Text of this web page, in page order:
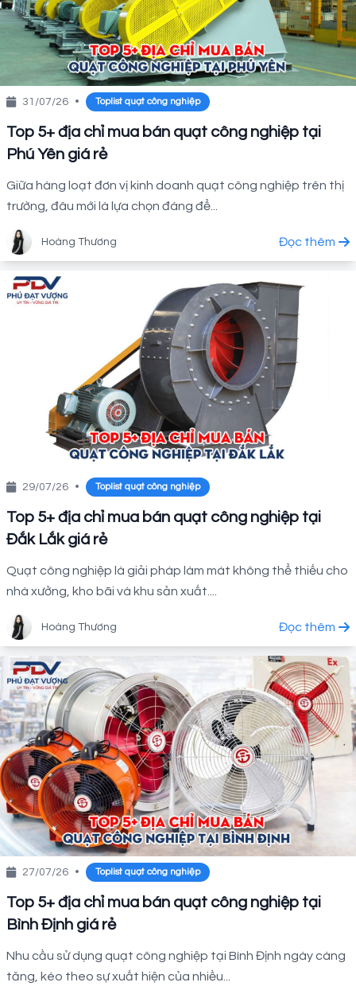
31/07/26 • Toplist quạt công nghiệp
Top 5+ địa chỉ mua bán quạt công nghiệp tại
Phú Yên giá rẻ
Giữa hàng loạt đơn vị kinh doanh quạt công nghiệp trên thị
trường, đâu mới là lựa chọn đáng để...
Hoàng Thương Đọc thêm
29/07/26 • Toplist quạt công nghiệp
Top 5+ địa chỉ mua bán quạt công nghiệp tại
Đắk Lắk giá rẻ
Quạt công nghiệp là giải pháp làm mát không thể thiếu cho
nhà xưởng, kho bãi và khu sản xuất....
Hoàng Thương Đọc thêm
27/07/26 • Toplist quạt công nghiệp
Top 5+ địa chỉ mua bán quạt công nghiệp tại
Bình Định giá rẻ
Nhu cầu sử dụng quạt công nghiệp tại Bình Định ngày càng
tăng, kéo theo sự xuất hiện của nhiều...